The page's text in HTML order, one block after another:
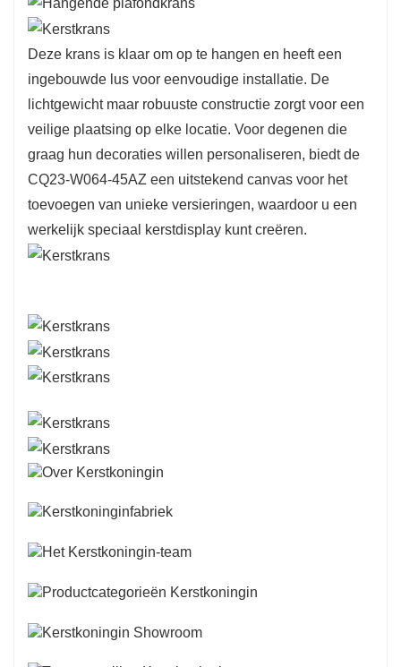
met het milieu.
Deze krans is klaar om op te hangen en heeft een
ingebouwde lus voor eenvoudige installatie. De
lichtgewicht maar robuuste constructie zorgt voor een
veilige plaatsing op elke locatie. Voor degenen die
graag hun decoraties willen personaliseren, biedt de
CQ23-W064-45AZ een uitstekend canvas voor het
toevoegen van unieke versieringen, waardoor u een
werkelijk speciaal kerstdisplay kunt creëren.